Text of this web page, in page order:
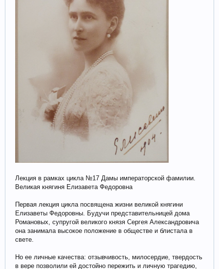
Лекция в рамках цикла №17 Дамы императорской фамилии.
Великая княгиня Елизавета Федоровна
Первая лекция цикла посвящена жизни великой княгини
Елизаветы Федоровны. Будучи представительницей дома
Романовых, супругой великого князя Сергея Александровича
она занимала высокое положение в обществе и блистала в
свете.
Но ее личные качества: отзывчивость, милосердие, твердость
в вере позволили ей достойно пережить и личную трагедию,